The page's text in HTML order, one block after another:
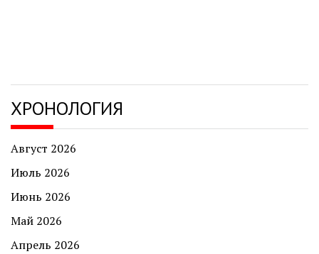
ХРОНОЛОГИЯ
Август 2026
Июль 2026
Июнь 2026
Май 2026
Апрель 2026